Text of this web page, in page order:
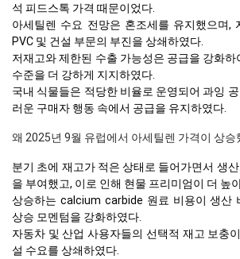
석 피드스톡 가격 때문이었다.
아세틸렌 수요 전망은 혼조세를 유지했으며,
PVC 및 건설 부문의 부진을 상쇄하였다.
저재고와 제한된 수출 가능성은 공급을 강화
수준을 더 강하게 지지하였다.
국내 식물들은 적당한 비율로 운영되어 과잉
러운 구매자 행동 속에서 공급을 유지하였다.
왜 2025년 9월 유럽에서 아세틸렌 가격이 상승
분기 초에 재고가 적은 상태로 들어가면서 생
을 부여했고, 이로 인해 현물 프리미엄이 더 높
상승하는 calcium carbide 원료 비용이 생산
상승 모멘텀을 강화하였다.
자동차 및 산업 사용자들의 선택적 재고 보충
설 수요를 상쇄하였다.